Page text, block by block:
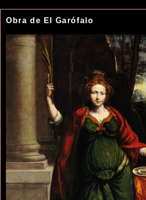
Obra de El Garófalo